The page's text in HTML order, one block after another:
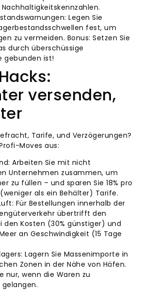
Legen Sie
fest, um
zu vermeiden. Bonus: Setzen Sie
durch überschüssige
gebunden ist!
versenden,
Tarife, und Verzögerungen?
Moves aus:
Arbeiten Sie mit nicht
Unternehmen zusammen, um
zu füllen – und sparen Sie 18% pro
(weniger als ein Behälter) Tarife.
Für Bestellungen innerhalb der
übertrifft den
den Kosten (30% günstiger) und
an Geschwindigkeit (15 Tage
Lagern Sie Massenimporte in
Zonen in der Nähe von Häfen.
nur, wenn die Waren zu
gelangen.